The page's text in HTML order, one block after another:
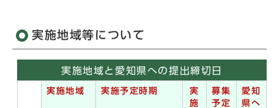
実施地域等について
実施地域と愛知県への提出締切日
実施地域 実施予定時期
実
施
募集
予定
愛知
県へ